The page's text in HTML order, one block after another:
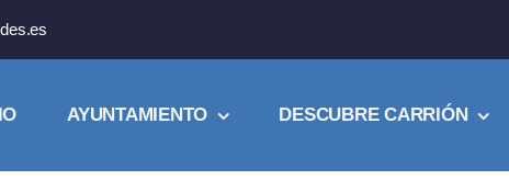
AYUNTAMIENTO DESCUBRE CARRIÓN